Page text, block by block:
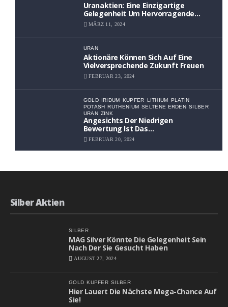
Uranaktien: Eine Einzigartige
Gelegenheit Um Hervorragende
Renditen Zu Erzielen
MÄRZ 11, 2024
URAN
Aktionäre Können Sich Auf Eine
Vielversprechende Zukunft Freuen
FEBRUAR 23, 2024
GOLD IRIDUM KUPFER LITHIUM PLATIN
POTASH RUTHENIUM SELTENE ERDEN SILBER
URAN ZINK
Angesichts Der Niedrigen
Bewertung Ist Das
Aufwärtspotenzial Erheblich
FEBRUAR 20, 2024
Silber Aktien
SILBER
MAG Silver Könnte Die Gelegenheit Sein
Nach Der Sie Gesucht Haben
AUGUST 27, 2024
GOLD KUPFER SILBER
Hier Lauert Die Nächste Mega-Chance Auf
Sie!